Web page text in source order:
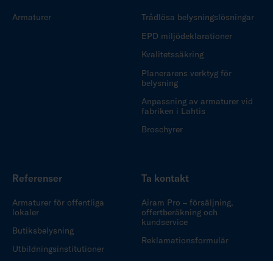
Armaturer
Trådlösa belysningslösningar
EPD miljödeklarationer
Kvalitetssäkring
Planerarens verktyg för
belysning
Anpassning av armaturer vid
fabriken i Lahtis
Broschyrer
Referenser
Armaturer för offentliga
lokaler
Butiksbelysning
Utbildningsinstitutioner
Ta kontakt
Airam Pro – försäljning,
offertberäkning och
kundservice
Reklamationsformulär